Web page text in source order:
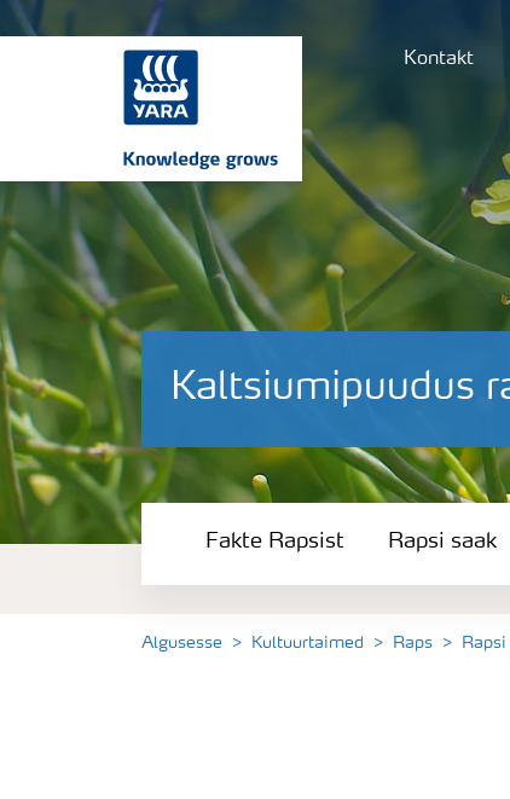
Kontakt
Kaltsiumipuudus
Fakte Rapsist
Saagi kvaliteet
Fakte Rapsist Rapsi saak
Algusesse Kultuurtaimed Raps